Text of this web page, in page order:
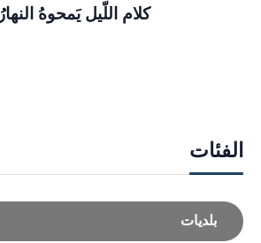
كلام اللّيل يَمحوهُ النهارُ
الفئات
بلديات